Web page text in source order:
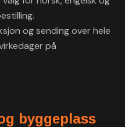
og sending over hele
på
byggeplass